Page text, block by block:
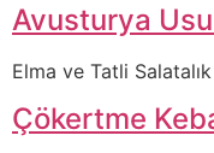
Avusturya
Elma ve Tatli
Çökertme